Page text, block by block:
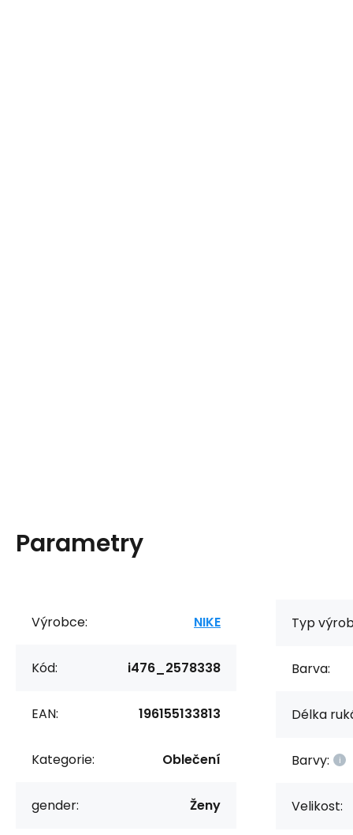
Parametry
Výrobce: NIKE
Kód: i476_2578338
EAN: 196155133813
Kategorie: Oblečení
gender: Ženy
Typ
Barva:
Délka
Barvy:
Velikost: